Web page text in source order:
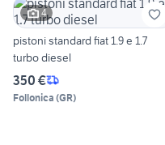
4
pistoni standard fiat 1.9 e 1.7
turbo diesel
350 €
Follonica (GR)